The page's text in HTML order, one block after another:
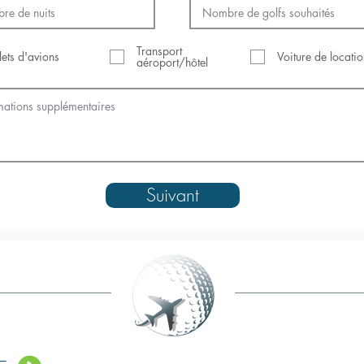
d'avions Transport
aéroport/hôtel Voiture de
Suivant